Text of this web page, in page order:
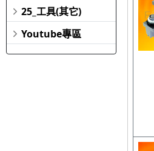
25_工具(其它)
Youtube專區